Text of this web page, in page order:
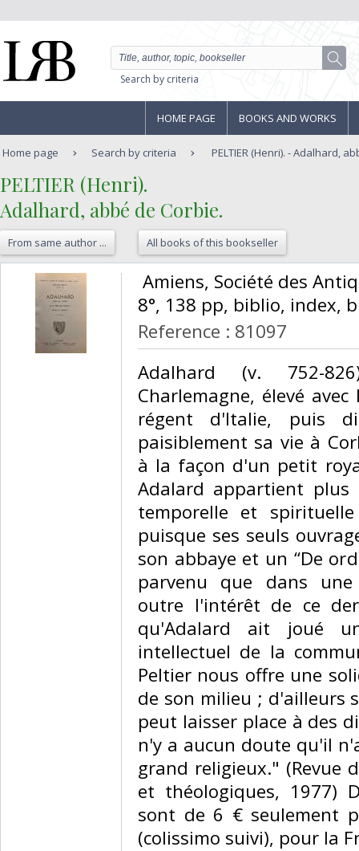
Search by criteria
HOME PAGE BOOKS AND WORKS
Home page Search by criteria PELTIER (Henri). - Adalhard,
‎PELTIER (Henri).‎
‎Adalhard, abbé de Corbie.‎
From same author ... All books of this bookseller
Amiens, Société des
8°, 138 pp, biblio, index,
Reference : 81097
‎Adalhard (v. 752-
Charlemagne, élevé
régent d'Italie, puis
paisiblement sa vie à
à la façon d'un petit
Adalard appartient
temporelle et
puisque ses seuls
son abbaye et un “De
parvenu que dans
outre l'intérêt de ce
qu'Adalard ait joué
intellectuel de la
Peltier nous offre une
de son milieu ; d'ailleurs
peut laisser place à des
n'y a aucun doute qu'il
grand religieux." (Revue
et théologiques, 1977)
sont de 6 € seulement
(colissimo suivi), pour la